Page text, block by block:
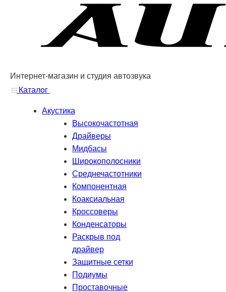
Интернет-магазин и студия автозвука
Каталог
Акустика
Высокочастотная
Драйверы
Мидбасы
Широкополосники
Среднечастотники
Компонентная
Коаксиальная
Кроссоверы
Конденсаторы
Раскрыв под
драйвер
Защитные сетки
Подиумы
Проставочные